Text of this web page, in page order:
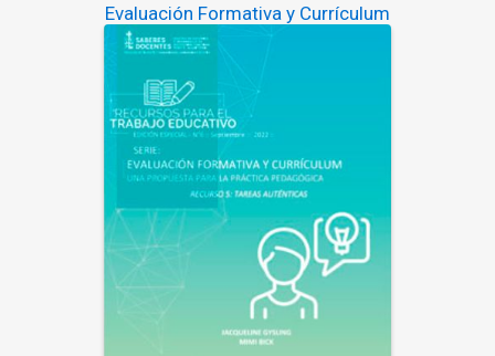
Evaluación Formativa y Currículum